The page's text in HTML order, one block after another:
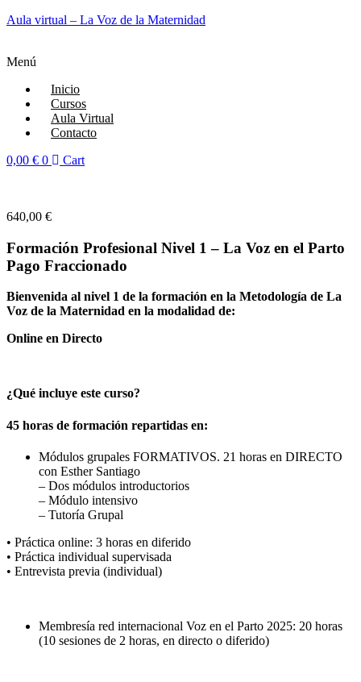
Aula virtual – La Voz de la Maternidad
Menú
Inicio
Cursos
Aula Virtual
Contacto
0,00 € 0 Cart
640,00 €
Formación Profesional Nivel 1 – La Voz en el Parto
Pago Fraccionado
Bienvenida al nivel 1 de la formación en la Metodología de La
Voz de la Maternidad en la modalidad de:
Online en Directo
¿Qué incluye este curso?
45 horas de formación repartidas en:
Módulos grupales FORMATIVOS. 21 horas en DIRECTO
con Esther Santiago
– Dos módulos introductorios
– Módulo intensivo
– Tutoría Grupal
• Práctica online: 3 horas en diferido
• Práctica individual supervisada
• Entrevista previa (individual)
Membresía red internacional Voz en el Parto 2025: 20 horas
(10 sesiones de 2 horas, en directo o diferido)